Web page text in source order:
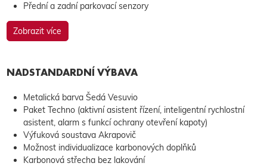
Přední a zadní parkovací senzory
Zobrazit více
NADSTANDARDNÍ VÝBAVA
Metalická barva Šedá Vesuvio
Paket Techno (aktivní asistent řízení, inteligentní rychlostní
asistent, alarm s funkcí ochrany otevření kapoty)
Výfuková soustava Akrapovič
Možnost individualizace karbonových doplňků
Karbonová střecha bez lakování